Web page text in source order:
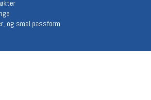
og smal passformSalgsbetingelser